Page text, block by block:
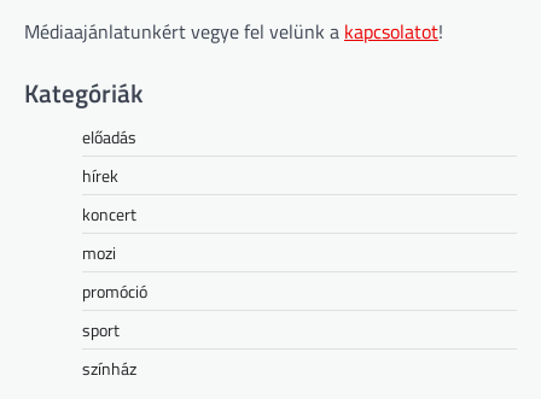
Médiaajánlatunkért vegye fel velünk a kapcsolatot!
Kategóriák
előadás
hírek
koncert
mozi
promóció
sport
színház